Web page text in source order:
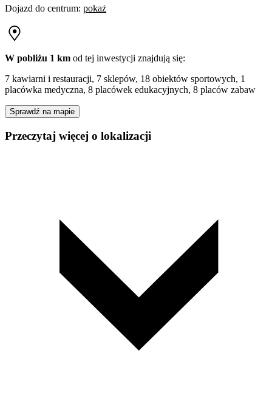
Dojazd do centrum: pokaż
W pobliżu 1 km od tej inwestycji znajdują się:
7 kawiarni i restauracji, 7 sklepów, 18 obiektów sportowych, 1
placówka medyczna, 8 placówek edukacyjnych, 8 placów zabaw
Sprawdź na mapie
Przeczytaj więcej o lokalizacji